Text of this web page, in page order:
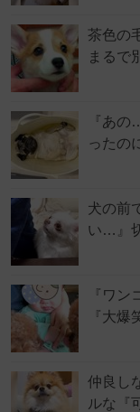
茶色の
まるで
『あ
ったの
犬の前
い…』
『ワ
『大
仲良し
ルな『